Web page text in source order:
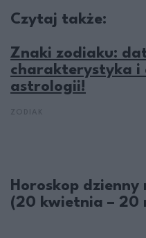
Czytaj także:
Znaki zodiaku:
charakterystyka i
astrologii!
Horoskop dzienny
(20 kwietnia – 20